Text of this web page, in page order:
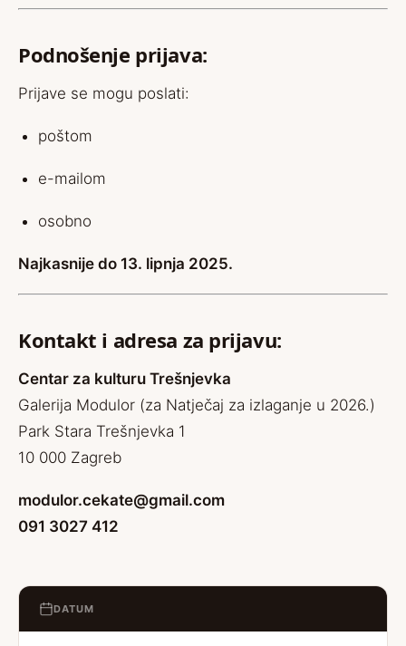
Podnošenje prijava:
Prijave se mogu poslati:
poštom
e-mailom
osobno
Najkasnije do 13. lipnja 2025.
Kontakt i adresa za prijavu:
Centar za kulturu Trešnjevka
Galerija Modulor (za Natječaj za izlaganje u 2026.)
Park Stara Trešnjevka 1
10 000 Zagreb
modulor.cekate@gmail.com
091 3027 412
DATUM